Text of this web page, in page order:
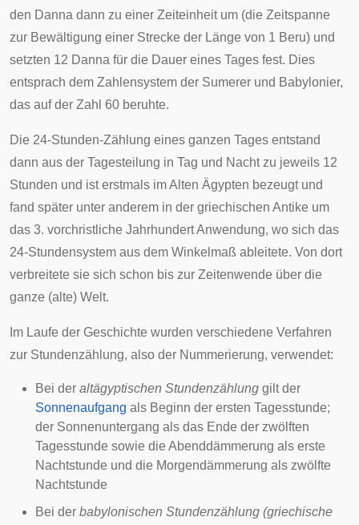
den Danna dann zu einer Zeiteinheit um (die Zeitspanne
zur Bewältigung einer Strecke der Länge von 1 Beru) und
setzten 12 Danna für die Dauer eines Tages fest. Dies
entsprach dem Zahlensystem der Sumerer und Babylonier,
das auf der Zahl 60 beruhte.
Die 24-Stunden-Zählung eines ganzen Tages entstand
dann aus der Tagesteilung in Tag und Nacht zu jeweils 12
Stunden und ist erstmals imAlten Ägypten bezeugt und
fand später unter anderem in der griechischen Antike um
das 3. vorchristliche Jahrhundert Anwendung, wo sich das
24-Stundensystem aus dem Winkelmaß ableitete. Von dort
verbreitete sie sich schon bis zur Zeitenwende über die
ganze (alte) Welt.
Im Laufe der Geschichte wurden verschiedene Verfahren
zur Stundenzählung, also der Nummerierung, verwendet:
Bei der altägyptischen Stundenzählung gilt der
Sonnenaufgang als Beginn der ersten Tagesstunde;
der Sonnenuntergang als das Ende der zwölften
Tagesstunde sowie die Abenddämmerung als erste
Nachtstunde und die Morgendämmerung als zwölfte
Nachtstunde
Bei der babylonischen Stundenzählung (griechische